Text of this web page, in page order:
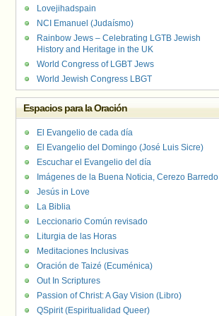
Lovejihadspain
NCI Emanuel (Judaísmo)
Rainbow Jews – Celebrating LGTB Jewish
History and Heritage in the UK
World Congress of LGBT Jews
World Jewish Congress LBGT
Espacios para la Oración
El Evangelio de cada día
El Evangelio del Domingo (José Luis Sicre)
Escuchar el Evangelio del día
Imágenes de la Buena Noticia, Cerezo Barredo
Jesús in Love
La Biblia
Leccionario Común revisado
Liturgia de las Horas
Meditaciones Inclusivas
Oración de Taizé (Ecuménica)
Out In Scriptures
Passion of Christ: A Gay Vision (Libro)
QSpirit (Espiritualidad Queer)